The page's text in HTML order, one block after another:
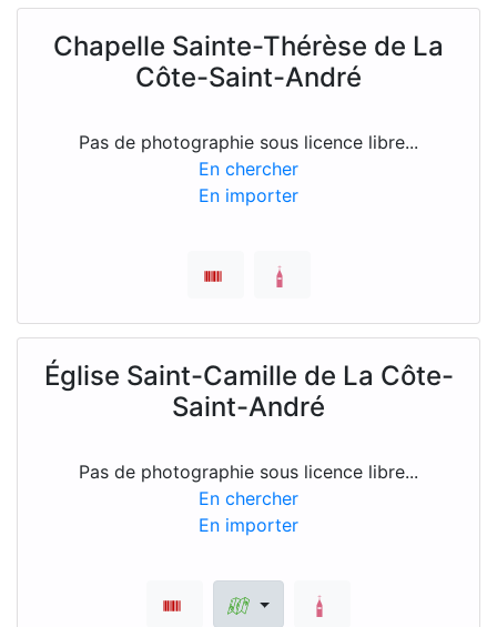
Chapelle Sainte-Thérèse de La
Côte-Saint-André
Pas de photographie sous licence libre...
En chercher
En importer
Église Saint-Camille de La Côte-
Saint-André
Pas de photographie sous licence libre...
En chercher
En importer